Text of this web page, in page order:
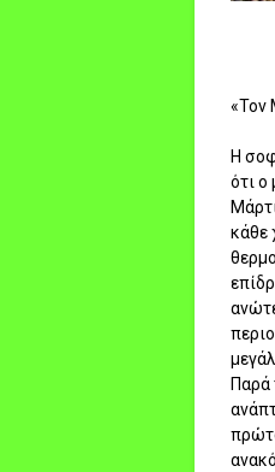
«Τον
Η
ότι ο
κάθε
Παρά